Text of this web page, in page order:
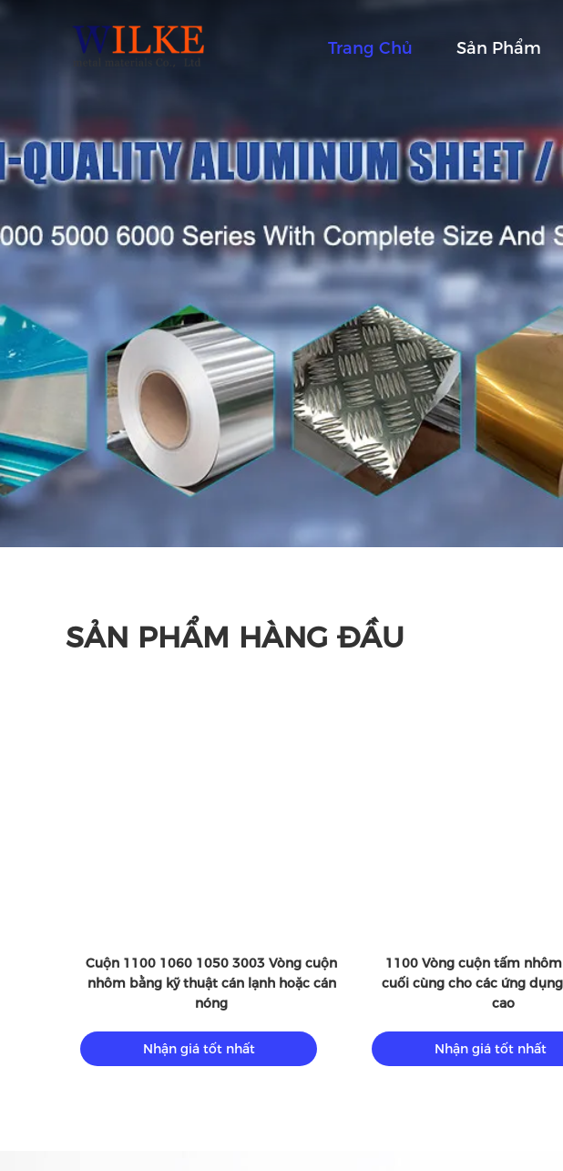
Trang Chủ Sản Phẩm
SẢN PHẨM HÀNG ĐẦU
Bảng cuộn nhôm có thể tùy biến hoàn
hảo cho các yêu cầu thiết kế bên ngoài
Nhận giá tốt nhất
Tấm nhôm phẳng cấp biển 6063 6061
T2 T6
Nhận giá tốt nhất